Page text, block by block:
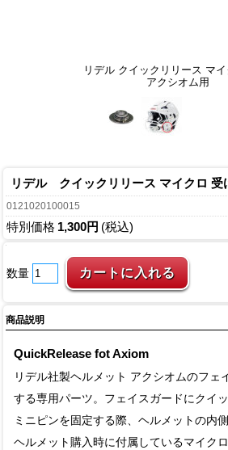
リデル クイックリリース マ
アクシオム用
リデル クイックリリース マイクロ
0121020100015
特別価格 1,300円 (税込)
数量
商品説明
QuickRelease fot Axiom
リデル社製ヘルメット アクシオムのフェ
する専用パーツ。フェイスガードにクイ
ミニピンを固定する際、ヘルメットの内
ヘルメット購入時に付属しているマイク